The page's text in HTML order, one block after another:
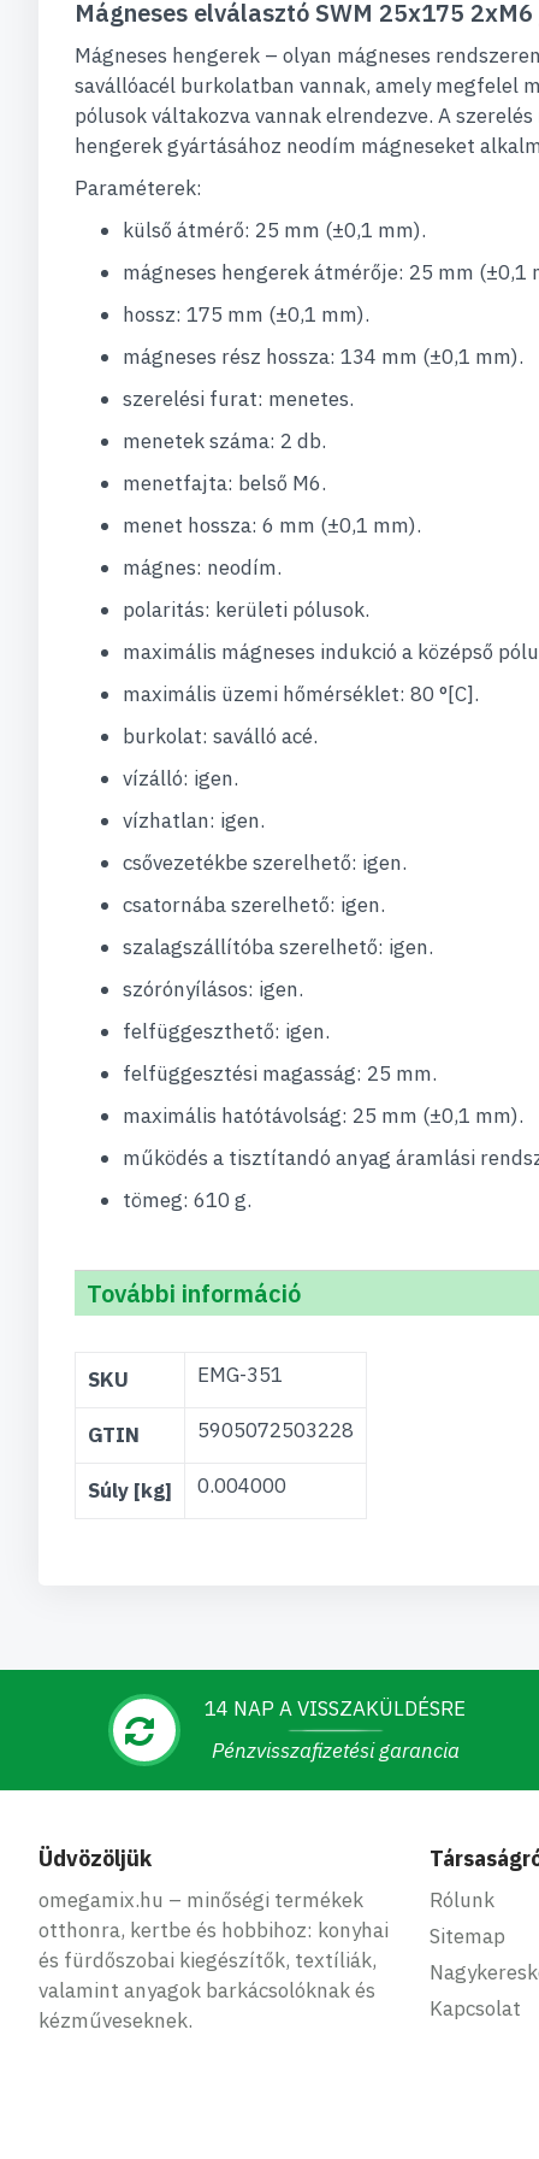
Mágneses elválasztó SWM 25x175
Mágneses hengerek – olyan mágneses
savállóacél burkolatban vannak, amely megfelel
pólusok váltakozva vannak elrendezve. A
hengerek gyártásához neodím mágneseket
Paraméterek:
külső átmérő: 25 mm (±0,1 mm).
mágneses hengerek átmérője: 25 mm (±0,1
hossz: 175 mm (±0,1 mm).
mágneses rész hossza: 134 mm (±0,1 mm).
szerelési furat: menetes.
menetek száma: 2 db.
menetfajta: belső M6.
menet hossza: 6 mm (±0,1 mm).
mágnes: neodím.
polaritás: kerületi pólusok.
maximális mágneses indukció a középső
maximális üzemi hőmérséklet: 80 °[C].
burkolat: saválló acé.
vízálló: igen.
vízhatlan: igen.
csővezetékbe szerelhető: igen.
csatornába szerelhető: igen.
szalagszállítóba szerelhető: igen.
szórónyílásos: igen.
felfüggeszthető: igen.
felfüggesztési magasság: 25 mm.
maximális hatótávolság: 25 mm (±0,1 mm).
működés a tisztítandó anyag áramlási
tömeg: 610 g.
További információ
információ
SKU EMG-351
GTIN 5905072503228
Súly [kg] 0.004000
14 NAP A VISSZAKÜLDÉSRE
Pénzvisszafizetési garancia
Üdvözöljük
omegamix.hu – minőségi termékek
otthonra, kertbe és hobbihoz: konyhai
és fürdőszobai kiegészítők, textíliák,
valamint anyagok barkácsolóknak és
kézműveseknek.
Rólunk
Sitemap
Kapcsolat